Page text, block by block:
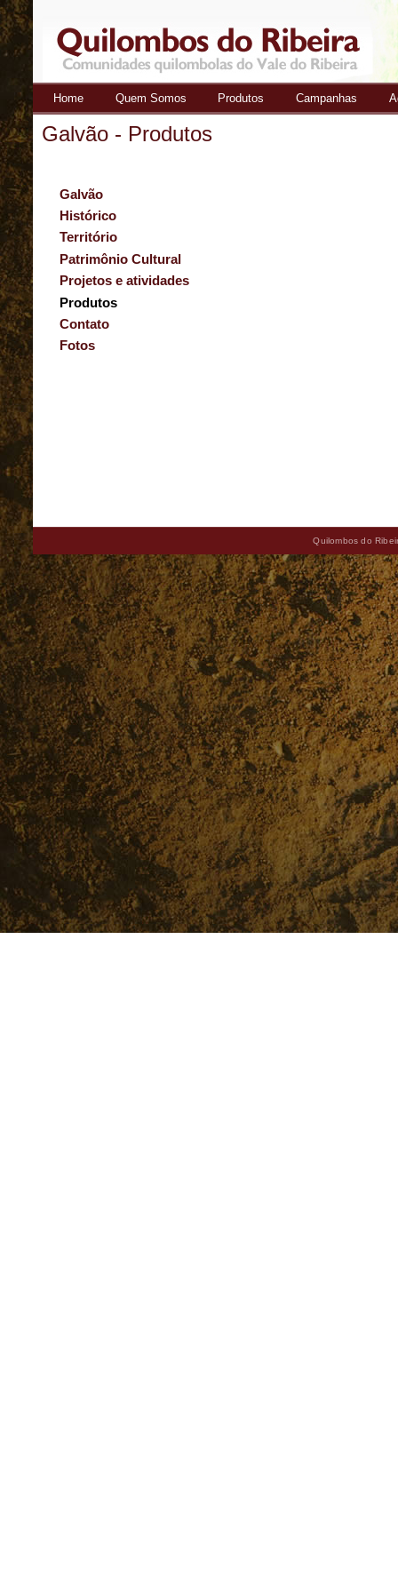
Quilombos
do Ribeira
Home Quem Somos Produtos Campanhas
Galvão - Produtos
Galvão
Histórico
Território
Patrimônio Cultural
Projetos e atividades
Produtos
Contato
Fotos
Quilombos do